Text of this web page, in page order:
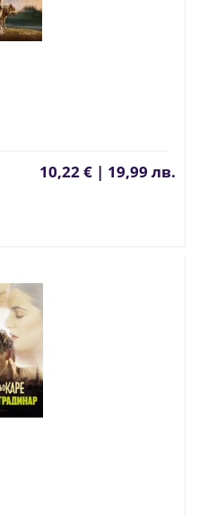
10,22 € | 19,99 лв.